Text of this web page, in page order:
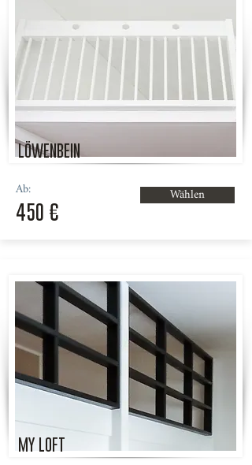
LÖWENBEIN
Ab:
450 €
Wählen
MY LOFT